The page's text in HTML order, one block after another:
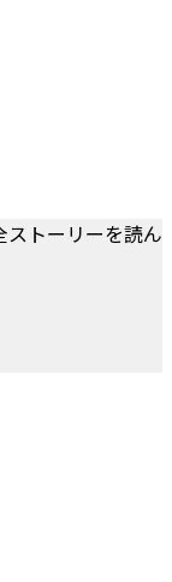
トーリーを読ん